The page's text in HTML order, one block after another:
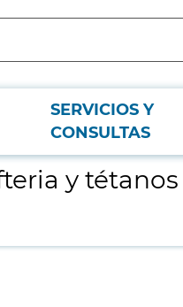
SERVICIOS Y
CONSULTAS
para el año 2019
y